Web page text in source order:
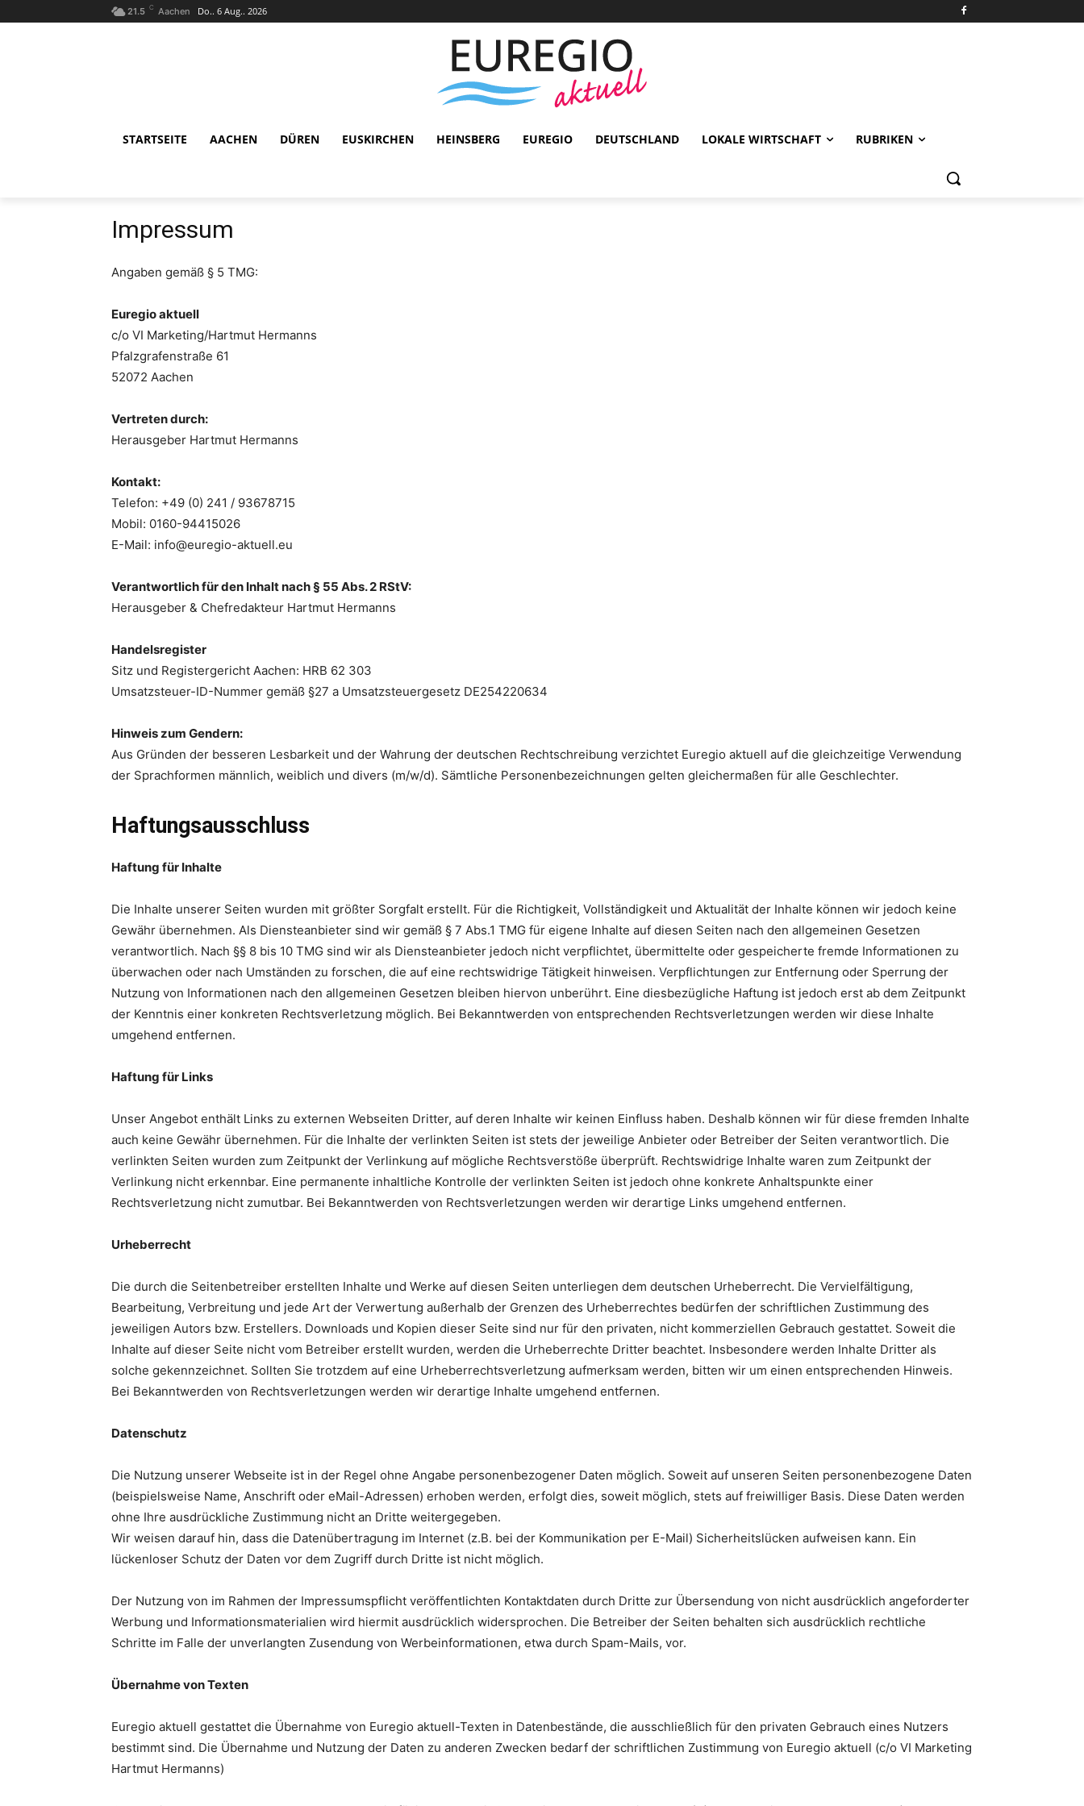
21.5 C Aachen Do.. 6 Aug.. 2026
STARTSEITE AACHEN DÜREN EUSKIRCHEN HEINSBERG EUREGIO DEUTSCHLAND LOKALE WIRTSCHAFT RUBRIKEN
Impressum
Angaben gemäß § 5 TMG:
Euregio aktuell
c/o VI Marketing/Hartmut Hermanns
Pfalzgrafenstraße 61
52072 Aachen
Vertreten durch:
Herausgeber Hartmut Hermanns
Kontakt:
Telefon: +49 (0) 241 / 93678715
Mobil: 0160-94415026
E-Mail: info@euregio-aktuell.eu
Verantwortlich für den Inhalt nach § 55 Abs. 2 RStV:
Herausgeber & Chefredakteur Hartmut Hermanns
Handelsregister
Sitz und Registergericht Aachen: HRB 62 303
Umsatzsteuer-ID-Nummer gemäß §27 a Umsatzsteuergesetz DE254220634
Hinweis zum Gendern:
Aus Gründen der besseren Lesbarkeit und der Wahrung der deutschen Rechtschreibung verzichtet Euregio aktuell auf die gleichzeitige Verwendung
der Sprachformen männlich, weiblich und divers (m/w/d). Sämtliche Personenbezeichnungen gelten gleichermaßen für alle Geschlechter.
Haftungsausschluss
Haftung für Inhalte
Die Inhalte unserer Seiten wurden mit größter Sorgfalt erstellt. Für die Richtigkeit, Vollständigkeit und Aktualität der Inhalte können wir jedoch keine
Gewähr übernehmen. Als Diensteanbieter sind wir gemäß § 7 Abs.1 TMG für eigene Inhalte auf diesen Seiten nach den allgemeinen Gesetzen
verantwortlich. Nach §§ 8 bis 10 TMG sind wir als Diensteanbieter jedoch nicht verpflichtet, übermittelte oder gespeicherte fremde Informationen zu
überwachen oder nach Umständen zu forschen, die auf eine rechtswidrige Tätigkeit hinweisen. Verpflichtungen zur Entfernung oder Sperrung der
Nutzung von Informationen nach den allgemeinen Gesetzen bleiben hiervon unberührt. Eine diesbezügliche Haftung ist jedoch erst ab dem Zeitpunkt
der Kenntnis einer konkreten Rechtsverletzung möglich. Bei Bekanntwerden von entsprechenden Rechtsverletzungen werden wir diese Inhalte
umgehend entfernen.
Haftung für Links
Unser Angebot enthält Links zu externen Webseiten Dritter, auf deren Inhalte wir keinen Einfluss haben. Deshalb können wir für diese fremden Inhalte
auch keine Gewähr übernehmen. Für die Inhalte der verlinkten Seiten ist stets der jeweilige Anbieter oder Betreiber der Seiten verantwortlich. Die
verlinkten Seiten wurden zum Zeitpunkt der Verlinkung auf mögliche Rechtsverstöße überprüft. Rechtswidrige Inhalte waren zum Zeitpunkt der
Verlinkung nicht erkennbar. Eine permanente inhaltliche Kontrolle der verlinkten Seiten ist jedoch ohne konkrete Anhaltspunkte einer
Rechtsverletzung nicht zumutbar. Bei Bekanntwerden von Rechtsverletzungen werden wir derartige Links umgehend entfernen.
Urheberrecht
Die durch die Seitenbetreiber erstellten Inhalte und Werke auf diesen Seiten unterliegen dem deutschen Urheberrecht. Die Vervielfältigung,
Bearbeitung, Verbreitung und jede Art der Verwertung außerhalb der Grenzen des Urheberrechtes bedürfen der schriftlichen Zustimmung des
jeweiligen Autors bzw. Erstellers. Downloads und Kopien dieser Seite sind nur für den privaten, nicht kommerziellen Gebrauch gestattet. Soweit die
Inhalte auf dieser Seite nicht vom Betreiber erstellt wurden, werden die Urheberrechte Dritter beachtet. Insbesondere werden Inhalte Dritter als
solche gekennzeichnet. Sollten Sie trotzdem auf eine Urheberrechtsverletzung aufmerksam werden, bitten wir um einen entsprechenden Hinweis.
Bei Bekanntwerden von Rechtsverletzungen werden wir derartige Inhalte umgehend entfernen.
Datenschutz
Die Nutzung unserer Webseite ist in der Regel ohne Angabe personenbezogener Daten möglich. Soweit auf unseren Seiten personenbezogene Daten
(beispielsweise Name, Anschrift oder eMail-Adressen) erhoben werden, erfolgt dies, soweit möglich, stets auf freiwilliger Basis. Diese Daten werden
ohne Ihre ausdrückliche Zustimmung nicht an Dritte weitergegeben.
Wir weisen darauf hin, dass die Datenübertragung im Internet (z.B. bei der Kommunikation per E-Mail) Sicherheitslücken aufweisen kann. Ein
lückenloser Schutz der Daten vor dem Zugriff durch Dritte ist nicht möglich.
Der Nutzung von im Rahmen der Impressumspflicht veröffentlichten Kontaktdaten durch Dritte zur Übersendung von nicht ausdrücklich angeforderter
Werbung und Informationsmaterialien wird hiermit ausdrücklich widersprochen. Die Betreiber der Seiten behalten sich ausdrücklich rechtliche
Schritte im Falle der unverlangten Zusendung von Werbeinformationen, etwa durch Spam-Mails, vor.
Übernahme von Texten
Euregio aktuell gestattet die Übernahme von Euregio aktuell-Texten in Datenbestände, die ausschließlich für den privaten Gebrauch eines Nutzers
bestimmt sind. Die Übernahme und Nutzung der Daten zu anderen Zwecken bedarf der schriftlichen Zustimmung von Euregio aktuell (c/o VI Marketing
Hartmut Hermanns)